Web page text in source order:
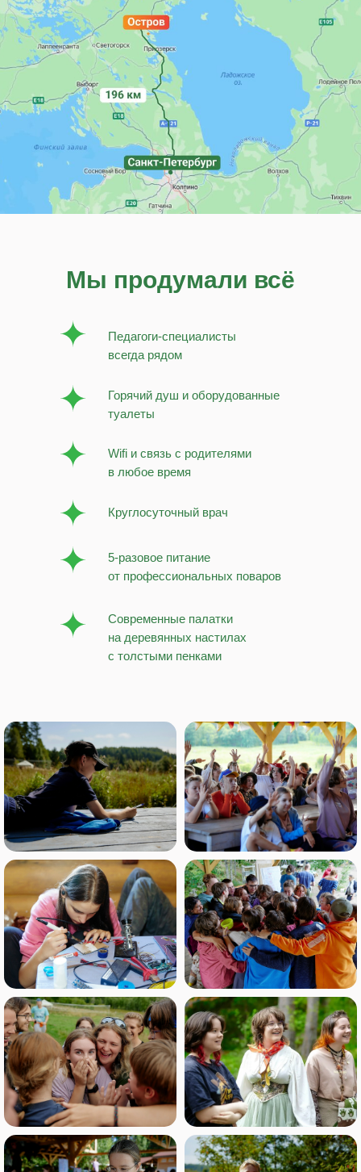
Мы продумали всё
Современные палатки
на деревянных настилах
с толстыми пенками
5-разовое питание
от профессиональных поваров
Горячий душ и оборудованные
туалеты
Wifi и связь с родителями
в любое время
Круглосуточный врач
Педагоги-специалисты
всегда рядом